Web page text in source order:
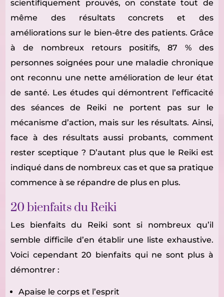
scientifiquement prouvés, on constate tout de
même des résultats concrets et des
améliorations sur le bien-être des patients. Grâce
à de nombreux retours positifs, 87 % des
personnes soignées pour une maladie chronique
ont reconnu une nette amélioration de leur état
de santé. Les études qui démontrent l’efficacité
des séances de Reiki ne portent pas sur le
mécanisme d’action, mais sur les résultats. Ainsi,
face à des résultats aussi probants, comment
rester sceptique ? D’autant plus que le Reiki est
indiqué dans de nombreux cas et que sa pratique
commence à se répandre de plus en plus.
20 bienfaits du Reiki
Les bienfaits du Reiki sont si nombreux qu’il
semble difficile d’en établir une liste exhaustive.
Voici cependant 20 bienfaits qui ne sont plus à
démontrer :
Apaise le corps et l’esprit